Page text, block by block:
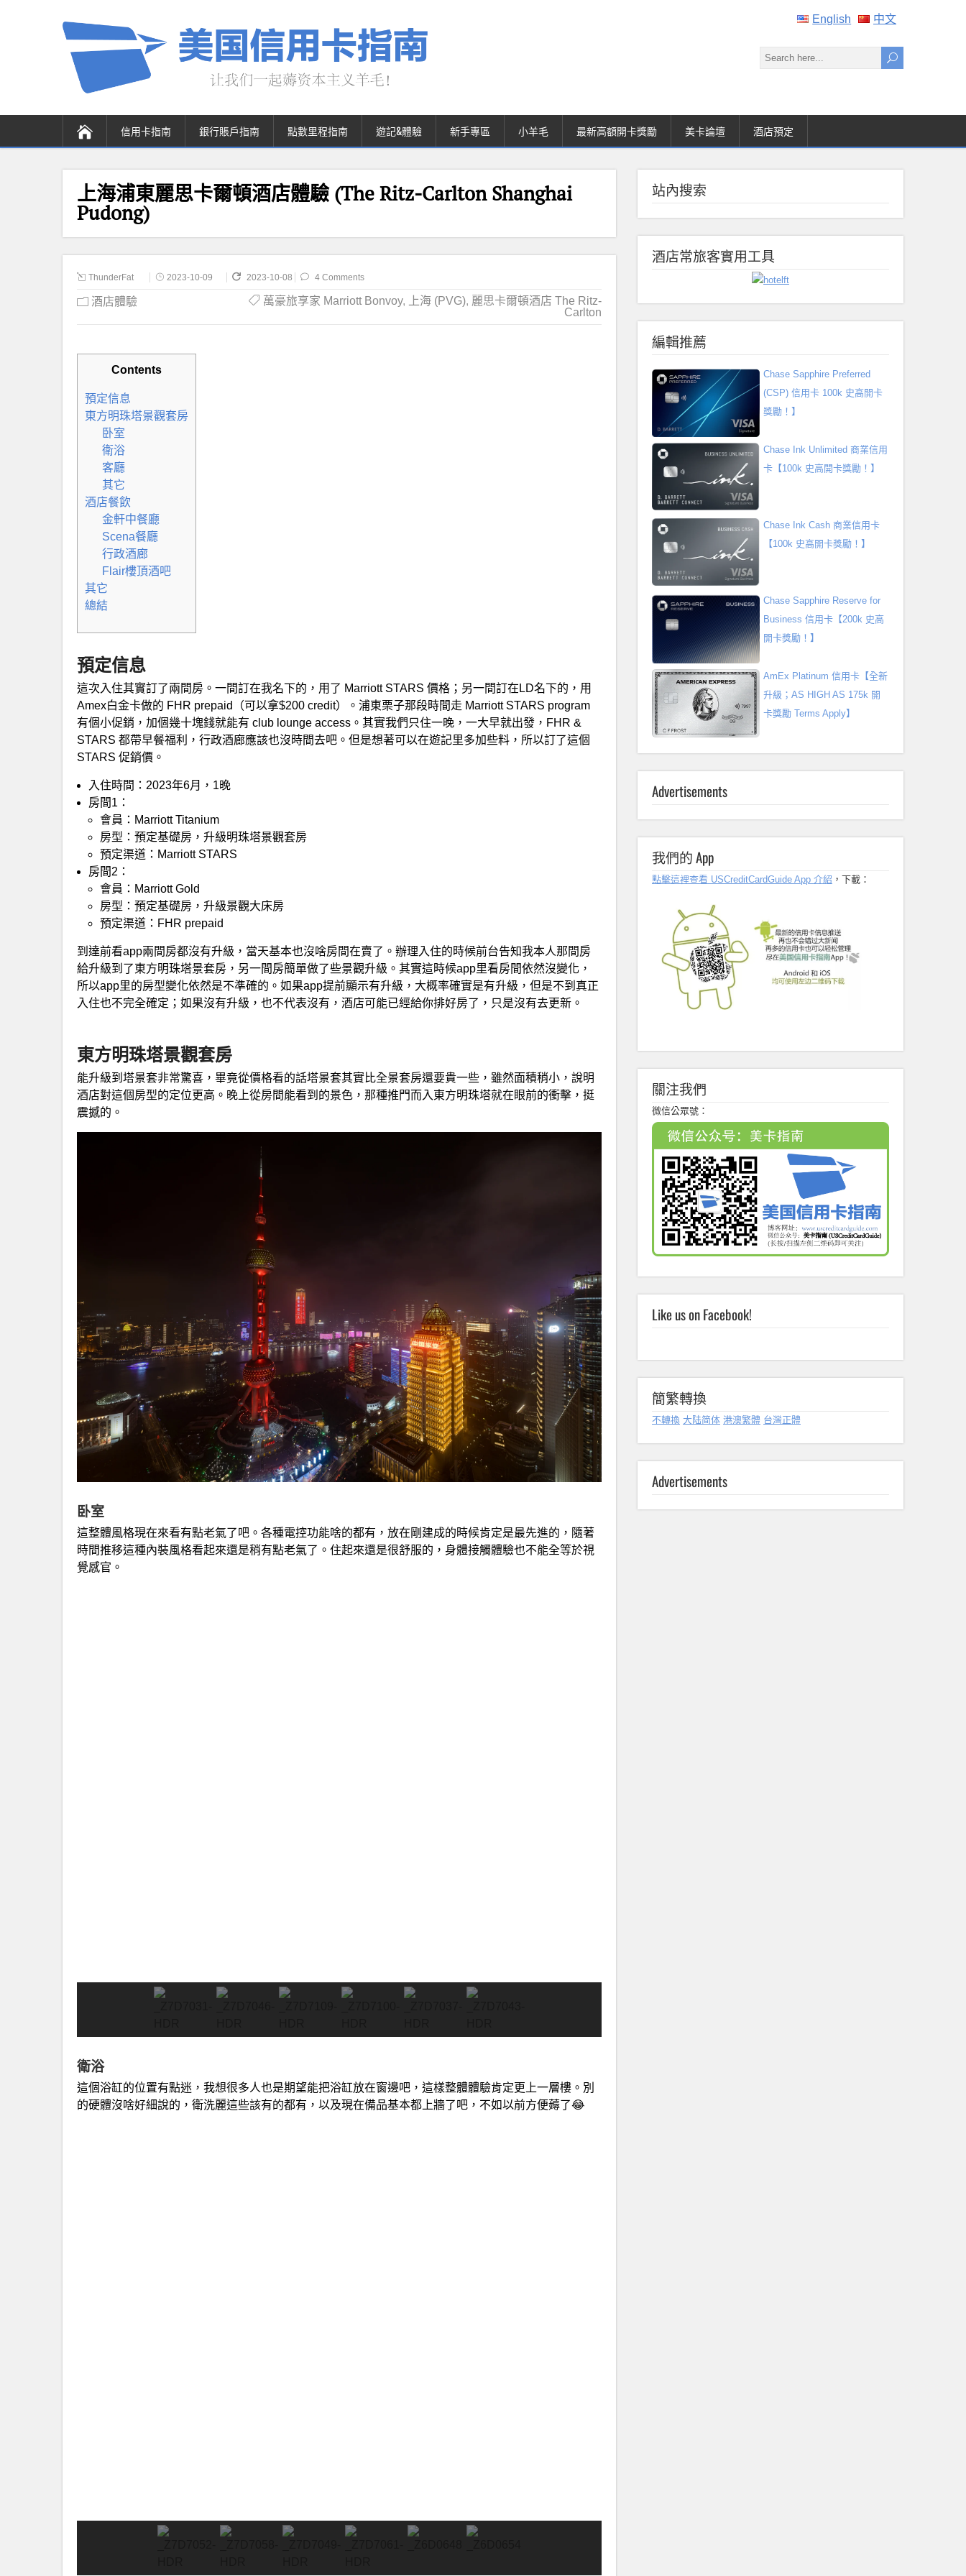
English 中文
信用卡指南 銀行賬戶指南 點數里程指南 遊記&體驗 新手專區 小羊毛 最新高額開卡獎勵 美卡論壇 酒店預定
上海浦東麗思卡爾頓酒店體驗 (The Ritz-Carlton Shanghai
Pudong)
ThunderFat 2023-10-09 2023-10-08 4 Comments
酒店體驗 萬豪旅享家 Marriott Bonvoy, 上海 (PVG), 麗思卡爾頓酒店 The Ritz-
Carlton
Contents
預定信息
東方明珠塔景觀套房
卧室
衛浴
客廳
其它
酒店餐飲
金軒中餐廳
Scena餐廳
行政酒廊
Flair樓頂酒吧
其它
總結
預定信息
這次入住其實訂了兩間房。一間訂在我名下的，用了 Marriott STARS 價格；另一間訂在LD名下的，用
Amex白金卡做的 FHR prepaid（可以拿$200 credit）。浦東栗子那段時間走 Marriott STARS program
有個小促銷，加個幾十塊錢就能有 club lounge access。其實我們只住一晚，一大早就出發，FHR &
STARS 都帶早餐福利，行政酒廊應該也沒時間去吧。但是想著可以在遊記里多加些料，所以訂了這個
STARS 促銷價。
入住時間：2023年6月，1晚
房間1：
會員：Marriott Titanium
房型：預定基礎房，升級明珠塔景觀套房
預定渠道：Marriott STARS
房間2：
會員：Marriott Gold
房型：預定基礎房，升級景觀大床房
預定渠道：FHR prepaid
到達前看app兩間房都沒有升級，當天基本也沒啥房間在賣了。辦理入住的時候前台告知我本人那間房
給升級到了東方明珠塔景套房，另一間房簡單做了些景觀升級。其實這時候app里看房間依然沒變化，
所以app里的房型變化依然是不準確的。如果app提前顯示有升級，大概率確實是有升級，但是不到真正
入住也不完全確定；如果沒有升級，也不代表沒有，酒店可能已經給你排好房了，只是沒有去更新。
東方明珠塔景觀套房
能升級到塔景套非常驚喜，畢竟從價格看的話塔景套其實比全景套房還要貴一些，雖然面積稍小，說明
酒店對這個房型的定位更高。晚上從房間能看到的景色，那種推門而入東方明珠塔就在眼前的衝擊，挺
震撼的。
卧室
這整體風格現在來看有點老氣了吧。各種電控功能啥的都有，放在剛建成的時候肯定是最先進的，隨著
時間推移這種內裝風格看起來還是稍有點老氣了。住起來還是很舒服的，身體接觸體驗也不能全等於視
覺感官。
衛浴
這個浴缸的位置有點迷，我想很多人也是期望能把浴缸放在窗邊吧，這樣整體體驗肯定更上一層樓。別
的硬體沒啥好細說的，衛洗麗這些該有的都有，以及現在備品基本都上牆了吧，不如以前方便薅了😂
站內搜索
酒店常旅客實用工具
編輯推薦
Chase Sapphire Preferred
(CSP) 信用卡 100k 史高開卡
獎勵！】
Chase Ink Unlimited 商業信用
卡【100k 史高開卡獎勵！】
Chase Ink Cash 商業信用卡
【100k 史高開卡獎勵！】
Chase Sapphire Reserve for
Business 信用卡【200k 史高
開卡獎勵！】
AmEx Platinum 信用卡【全新
升級；AS HIGH AS 175k 開
卡獎勵 Terms Apply】
Advertisements
我們的 App
點擊這裡查看 USCreditCardGuide App 介紹 ，下載：
關注我們
微信公眾號：
Like us on Facebook!
簡繁轉換
不轉換 大陆简体 港澳繁體 台灣正體
Advertisements